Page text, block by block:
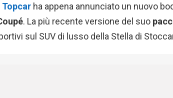
Topcar ha appena annunciato un nuovo
. La più recente versione del suo
sul SUV di lusso della Stella di